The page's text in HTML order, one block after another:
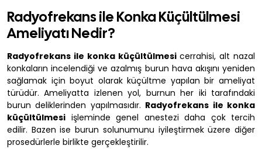
Radyofrekans ile Konka Küçültülmesi
Ameliyatı Nedir?
Radyofrekans ile konka küçültülmesicerrahisi, alt nazal
konkaların incelendiği ve azalmış burun hava akışını yeniden
sağlamak için boyut olarak küçültme yapılan bir ameliyat
türüdür. Ameliyatta izlenen yol, burnun her iki tarafındaki
burun deliklerinden yapılmasıdır. Radyofrekans ile konka
küçültülmesi işleminde genel anestezi daha çok tercih
edilir. Bazen ise burun solunumunu iyileştirmek üzere diğer
prosedürlerle birlikte gerçekleştirilir.